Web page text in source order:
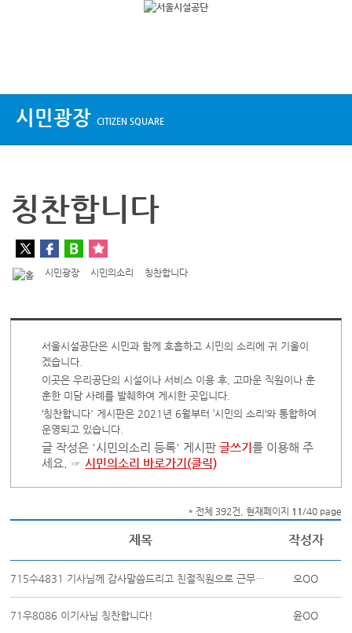
시민광장 CITIZEN SQUARE
칭찬합니다
시민광장 시민의소리 칭찬합니다
서울시설공단은 시민과 함께 호흡하고 시민의 소리에 귀 기울이
겠습니다.
이곳은 우리공단의 시설이나 서비스 이용 후, 고마운 직원이나 훈
훈한 미담 사례를 발췌하여 게시한 곳입니다.
‘칭찬합니다' 게시판은 2021년 6월부터 ’시민의 소리‘와 통합하여
운영되고 있습니다.
글 작성은 '시민의소리 등록' 게시판글쓰기를 이용해 주
세요. ☞시민의소리 바로가기(클릭)
* 전체 392건, 현재페이지 11/40 page
제목 작성자
715수4831 기사님께 감사말씀드리고 친절직원으로 근무평정에 꼭 반영해주시기 ... 오OO
71우8086 이기사님 칭찬합니다! 윤OO